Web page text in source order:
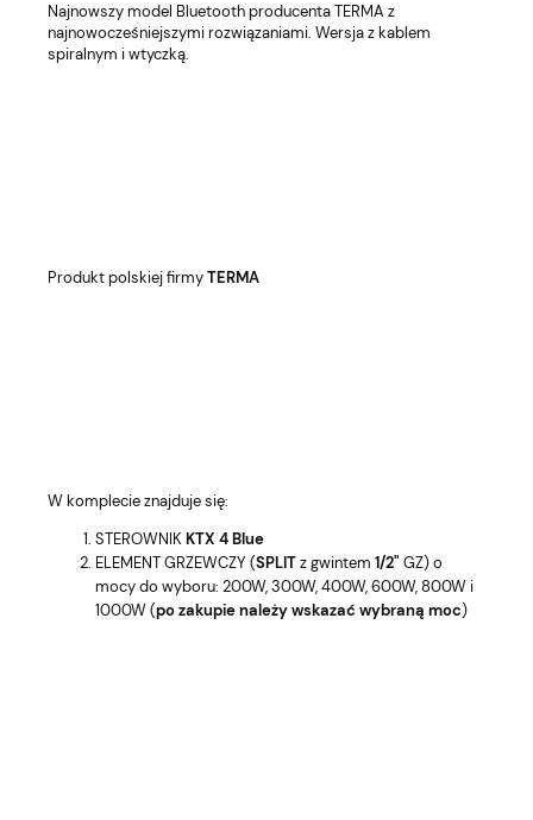
Najnowszy model Bluetooth producenta TERMA z
najnowocześniejszymi rozwiązaniami. Wersja z kablem
spiralnym i wtyczką.
Produkt polskiej firmyTERMA
W komplecie znajduje się:
STEROWNIK KTX 4 Blue
ELEMENT GRZEWCZY (SPLITz gwintem 1/2" GZ) o
mocy do wyboru: 200W, 300W, 400W, 600W, 800W i
1000W (po zakupie należy wskazać wybraną moc)